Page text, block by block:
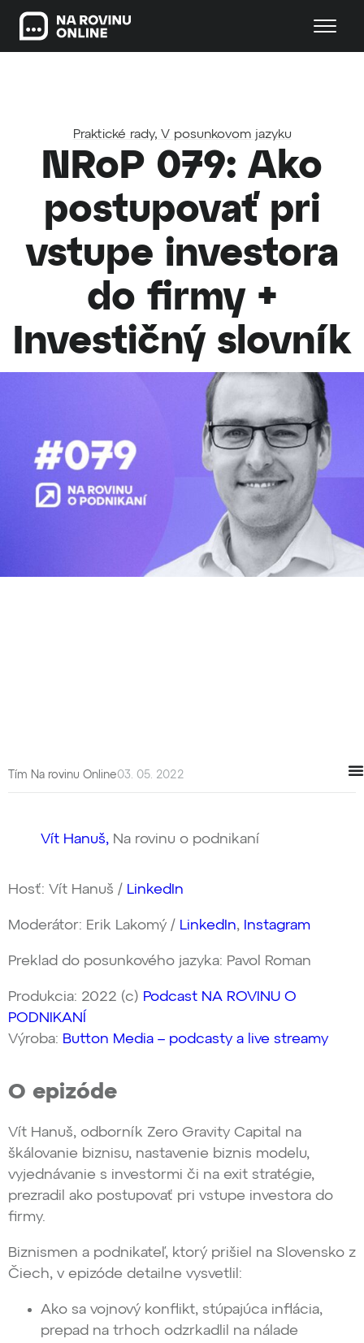
Praktické rady, V posunkovom jazyku
NRoP 079: Ako
postupovať pri
vstupe investora
do firmy +
Investičný slovník
Tím Na rovinu Online03. 05. 2022
Vít Hanuš, Na rovinu o podnikaní
Hosť: Vít Hanuš / LinkedIn
Moderátor: Erik Lakomý / LinkedIn, Instagram
Preklad do posunkového jazyka: Pavol Roman
Produkcia: 2022 (c) Podcast NA ROVINU O
PODNIKANÍ
Výroba: Button Media – podcasty a live streamy
O epizóde
Vít Hanuš, odborník Zero Gravity Capital na
škálovanie biznisu, nastavenie biznis modelu,
vyjednávanie s investormi či na exit stratégie,
prezradil ako postupovať pri vstupe investora do
firmy.
Biznismen a podnikateľ, ktorý prišiel na Slovensko z
Čiech, v epizóde detailne vysvetlil:
Ako sa vojnový konflikt, stúpajúca inflácia,
prepad na trhoch odzrkadlil na nálade